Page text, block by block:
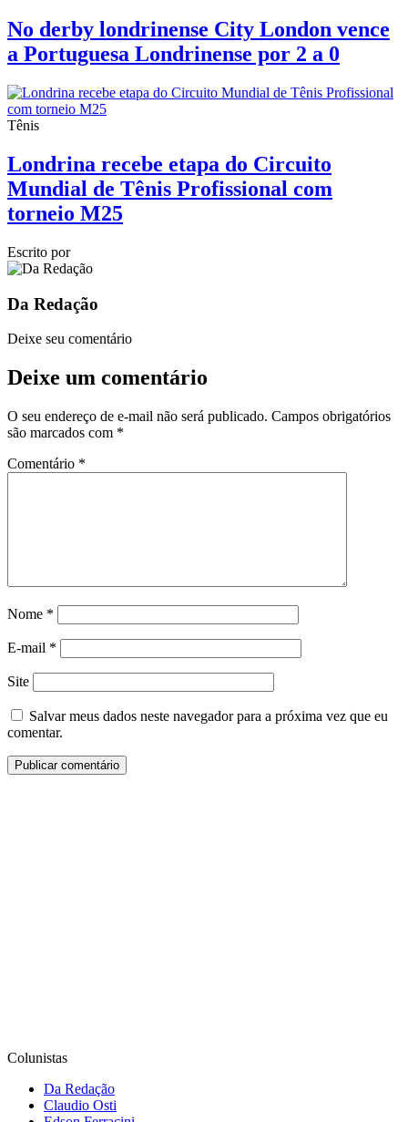
No derby londrinense City London vence
a Portuguesa Londrinense por 2 a 0
Tênis
Londrina recebe etapa do Circuito
Mundial de Tênis Profissional com
torneio M25
Escrito por
Da Redação
Deixe seu comentário
Deixe um comentário
O seu endereço de e-mail não será publicado. Campos obrigatórios
são marcados com *
Comentário *
Nome *
E-mail *
Site
Salvar meus dados neste navegador para a próxima vez que eu
comentar.
Colunistas
Da Redação
Claudio Osti